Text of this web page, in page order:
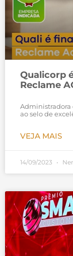
Qualicorp
Reclame
Administradora
ao selo de
VEJA MAIS
14/09/2023